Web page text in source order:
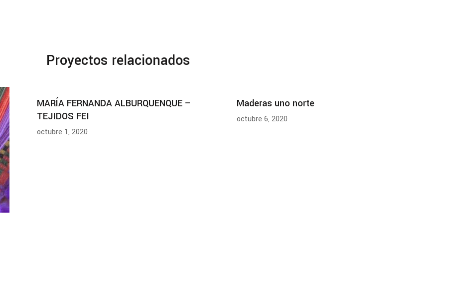
Proyectos relacionados
MARÍA FERNANDA ALBURQUENQUE –
TEJIDOS FEI
octubre 1, 2020
Maderas uno norte
octubre 6, 2020